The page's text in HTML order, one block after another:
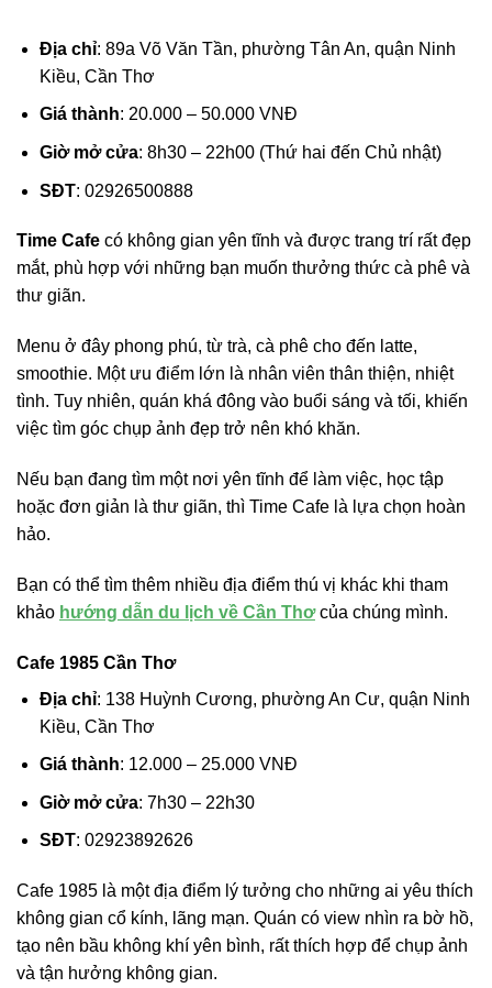
Địa chỉ: 89a Võ Văn Tần, phường Tân An, quận Ninh
Kiều, Cần Thơ
Giá thành: 20.000 – 50.000 VNĐ
Giờ mở cửa: 8h30 – 22h00 (Thứ hai đến Chủ nhật)
SĐT: 02926500888
Time Cafe có không gian yên tĩnh và được trang trí rất đẹp
mắt, phù hợp với những bạn muốn thưởng thức cà phê và
thư giãn.
Menu ở đây phong phú, từ trà, cà phê cho đến latte,
smoothie. Một ưu điểm lớn là nhân viên thân thiện, nhiệt
tình. Tuy nhiên, quán khá đông vào buổi sáng và tối, khiến
việc tìm góc chụp ảnh đẹp trở nên khó khăn.
Nếu bạn đang tìm một nơi yên tĩnh để làm việc, học tập
hoặc đơn giản là thư giãn, thì Time Cafe là lựa chọn hoàn
hảo.
Bạn có thể tìm thêm nhiều địa điểm thú vị khác khi tham
khảo hướng dẫn du lịch về Cần Thơcủa chúng mình.
Cafe 1985 Cần Thơ
Địa chỉ: 138 Huỳnh Cương, phường An Cư, quận Ninh
Kiều, Cần Thơ
Giá thành: 12.000 – 25.000 VNĐ
Giờ mở cửa: 7h30 – 22h30
SĐT: 02923892626
Cafe 1985 là một địa điểm lý tưởng cho những ai yêu thích
không gian cổ kính, lãng mạn. Quán có view nhìn ra bờ hồ,
tạo nên bầu không khí yên bình, rất thích hợp để chụp ảnh
và tận hưởng không gian.